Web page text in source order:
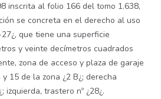
inscrita al folio 166 del tomo 1.638,
se concreta en el derecho al uso
que tiene una superficie
y veinte decímetros cuadrados
zona de acceso y plaza de garaje
15 de la zona ¿2 B¿; derecha
izquierda, trastero nº ¿28¿.